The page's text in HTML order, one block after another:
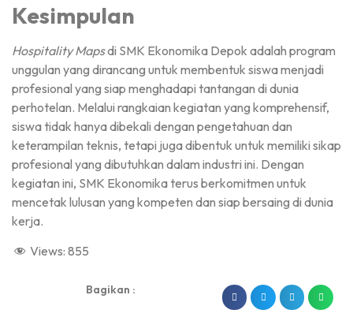
Kesimpulan
Hospitality Mapsdi SMK Ekonomika Depok adalah program
unggulan yang dirancang untuk membentuk siswa menjadi
profesional yang siap menghadapi tantangan di dunia
perhotelan. Melalui rangkaian kegiatan yang komprehensif,
siswa tidak hanya dibekali dengan pengetahuan dan
keterampilan teknis, tetapi juga dibentuk untuk memiliki sikap
profesional yang dibutuhkan dalam industri ini. Dengan
kegiatan ini, SMK Ekonomika terus berkomitmen untuk
mencetak lulusan yang kompeten dan siap bersaing di dunia
kerja.
Views: 855
Bagikan :